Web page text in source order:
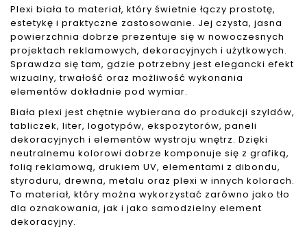
Plexi biała to materiał, który świetnie łączy prostotę,
estetykę i praktyczne zastosowanie. Jej czysta, jasna
powierzchnia dobrze prezentuje się w nowoczesnych
projektach reklamowych, dekoracyjnych i użytkowych.
Sprawdza się tam, gdzie potrzebny jest elegancki efekt
wizualny, trwałość oraz możliwość wykonania
elementów dokładnie pod wymiar.
Biała plexi jest chętnie wybierana do produkcji szyldów,
tabliczek, liter, logotypów, ekspozytorów, paneli
dekoracyjnych i elementów wystroju wnętrz. Dzięki
neutralnemu kolorowi dobrze komponuje się z grafiką,
folią reklamową, drukiem UV, elementami z dibondu,
styroduru, drewna, metalu oraz plexi w innych kolorach.
To materiał, który można wykorzystać zarówno jako tło
dla oznakowania, jak i jako samodzielny element
dekoracyjny.